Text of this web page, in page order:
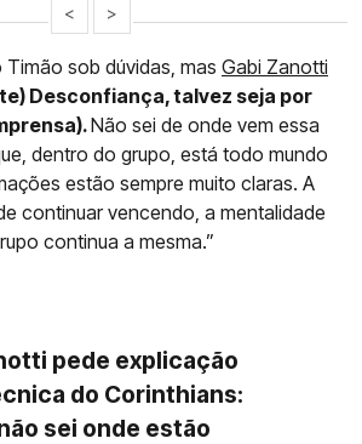
< >
sob dúvidas, mas Gabi Zanotti
Desconfiança, talvez seja por
Não sei de onde vem essa
dentro do grupo, está todo mundo
estão sempre muito claras. A
continuar vencendo, a mentalidade
continua a mesma.”
pede explicação
do Corinthians:
sei onde estão